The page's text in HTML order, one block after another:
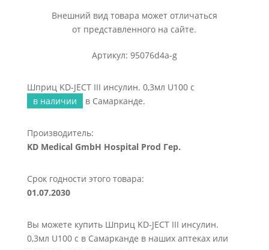
Внешний вид товара может отличаться
от представленного на сайте.
Артикул: 95076d4a-g
Шприц KD-JECT III инсулин. 0,3мл U100 c
в наличии
в Самарканде.
Производитель:
KD Medical GmbH Hospital Prod Гер.
Срок годности этого товара:
01.07.2030
Вы можете купить Шприц KD-JECT III инсулин.
0,3мл U100 c в Самарканде в наших аптеках или